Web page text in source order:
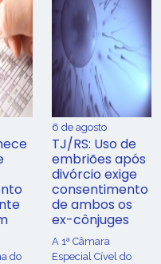
do
6 de agosto
TJ/RS: Uso de
embriões após
divórcio exige
consentimento
de ambos os
ex-cônjuges
A 1ª Câmara
Especial Cível do